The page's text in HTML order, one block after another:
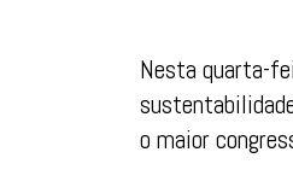
Nesta quarta-
o maior